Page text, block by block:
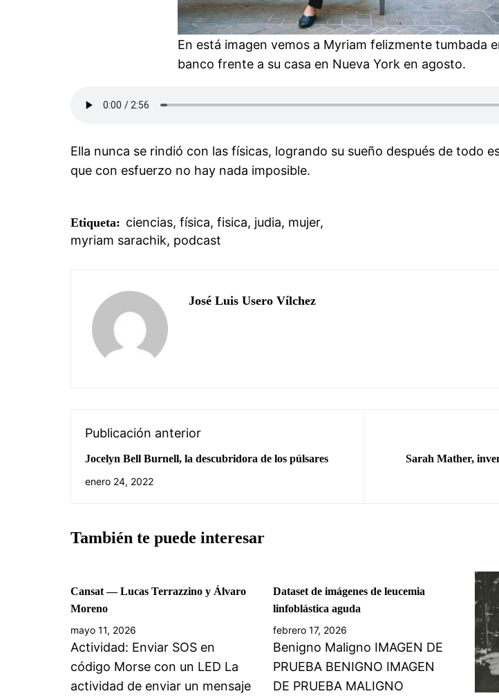
En está imagen vemos a Myriam felizmente tumbada
banco frente a su casa en Nueva York en agosto.
Ella nunca se rindió con las físicas, logrando su sueño después de todo
que con esfuerzo no hay nada imposible.
Etiqueta: ciencias, física, fisica, judia, mujer,
myriam sarachik, podcast
José Luis Usero Vílchez
Publicación anterior
Jocelyn Bell Burnell, la descubridora de los púlsares
enero 24, 2022
Sarah Mather,
También te puede interesar
Cansat — Lucas Terrazzino y Álvaro
Moreno
mayo 11, 2026
Actividad: Enviar SOS en
código Morse con un LED La
actividad de enviar un mensaje
Dataset de imágenes de leucemia
linfoblástica aguda
febrero 17, 2026
Benigno Maligno IMAGEN DE
PRUEBA BENIGNO IMAGEN
DE PRUEBA MALIGNO